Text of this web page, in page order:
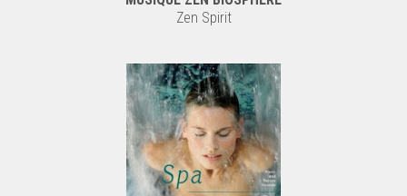
Zen Spirit